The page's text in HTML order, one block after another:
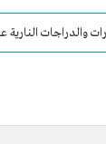
والدراجات النارية